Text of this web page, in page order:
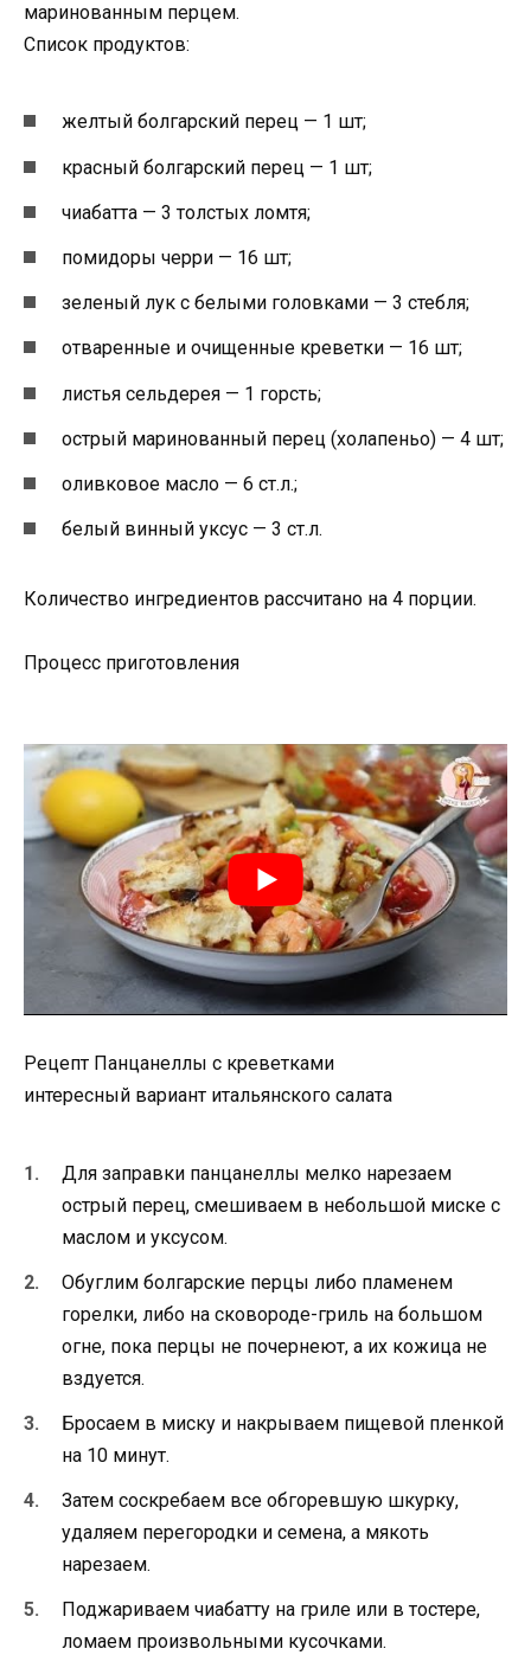
маринованным перцем.
Список продуктов:
желтый болгарский перец — 1 шт;
красный болгарский перец — 1 шт;
чиабатта — 3 толстых ломтя;
помидоры черри — 16 шт;
зеленый лук с белыми головками — 3 стебля;
отваренные и очищенные креветки — 16 шт;
листья сельдерея — 1 горсть;
острый маринованный перец (холапеньо) — 4 шт;
оливковое масло — 6 ст.л.;
белый винный уксус — 3 ст.л.
Количество ингредиентов рассчитано на 4 порции.
Процесс приготовления
Рецепт Панцанеллы с креветками
интересный вариант итальянского салата
Для заправки панцанеллы мелко нарезаем
острый перец, смешиваем в небольшой миске с
маслом и уксусом.
Обуглим болгарские перцы либо пламенем
горелки, либо на сковороде-гриль на большом
огне, пока перцы не почернеют, а их кожица не
вздуется.
Бросаем в миску и накрываем пищевой пленкой
на 10 минут.
Затем соскребаем все обгоревшую шкурку,
удаляем перегородки и семена, а мякоть
нарезаем.
Поджариваем чиабатту на гриле или в тостере,
ломаем произвольными кусочками.